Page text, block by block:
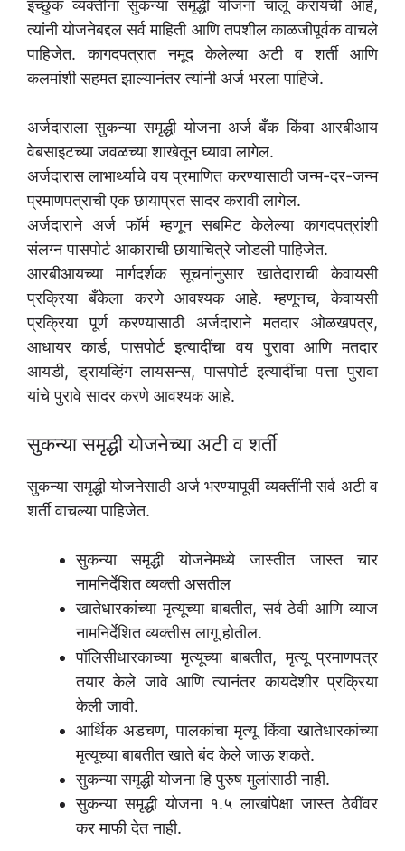
इच्छुक व्यक्तींना सुकन्या समृद्धी योजना चालू करायची आहे,
त्यांनी योजनेबद्दल सर्व माहिती आणि तपशील काळजीपूर्वक वाचले
पाहिजेत. कागदपत्रात नमूद केलेल्या अटी व शर्ती आणि
कलमांशी सहमत झाल्यानंतर त्यांनी अर्ज भरला पाहिजे.
अर्जदाराला सुकन्या समृद्धी योजना अर्ज बँक किंवा आरबीआय
वेबसाइटच्या जवळच्या शाखेतून घ्यावा लागेल.
अर्जदारास लाभार्थ्याचे वय प्रमाणित करण्यासाठी जन्म-दर-जन्म
प्रमाणपत्राची एक छायाप्रत सादर करावी लागेल.
अर्जदाराने अर्ज फॉर्म म्हणून सबमिट केलेल्या कागदपत्रांशी
संलग्न पासपोर्ट आकाराची छायाचित्रे जोडली पाहिजेत.
आरबीआयच्या मार्गदर्शक सूचनांनुसार खातेदाराची केवायसी
प्रक्रिया बँकेला करणे आवश्यक आहे. म्हणूनच, केवायसी
प्रक्रिया पूर्ण करण्यासाठी अर्जदाराने मतदार ओळखपत्र,
आधायर कार्ड, पासपोर्ट इत्यादींचा वय पुरावा आणि मतदार
आयडी, ड्रायव्हिंग लायसन्स, पासपोर्ट इत्यादींचा पत्ता पुरावा
यांचे पुरावे सादर करणे आवश्यक आहे.
सुकन्या समृद्धी योजनेच्या अटी व शर्ती
सुकन्या समृद्धी योजनेसाठी अर्ज भरण्यापूर्वी व्यक्तींनी सर्व अटी व
शर्ती वाचल्या पाहिजेत.
सुकन्या समृद्धी योजनेमध्ये जास्तीत जास्त चार
नामनिर्देशित व्यक्ती असतील
खातेधारकांच्या मृत्यूच्या बाबतीत, सर्व ठेवी आणि व्याज
नामनिर्देशित व्यक्तीस लागू होतील.
पॉलिसीधारकाच्या मृत्यूच्या बाबतीत, मृत्यू प्रमाणपत्र
तयार केले जावे आणि त्यानंतर कायदेशीर प्रक्रिया
केली जावी.
आर्थिक अडचण, पालकांचा मृत्यू किंवा खातेधारकांच्या
मृत्यूच्या बाबतीत खाते बंद केले जाऊ शकते.
सुकन्या समृद्धी योजना हि पुरुष मुलांसाठी नाही.
सुकन्या समृद्धी योजना १.५ लाखांपेक्षा जास्त ठेवींवर
कर माफी देत नाही.